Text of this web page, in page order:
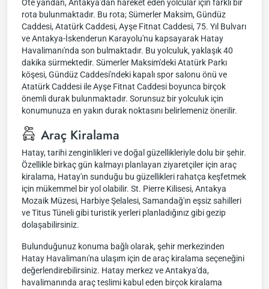
Öte yandan, Antakya'dan hareket eden yolcular için farklı bir
rota bulunmaktadır. Bu rota; Sümerler Maksim, Gündüz
Caddesi, Atatürk Caddesi, Ayşe Fitnat Caddesi, 75. Yıl Bulvarı
ve Antakya-İskenderun Karayolu'nu kapsayarak Hatay
Havalimanı'nda son bulmaktadır. Bu yolculuk, yaklaşık 40
dakika sürmektedir. Sümerler Maksim'deki Atatürk Parkı
köşesi, Gündüz Caddesi'ndeki kapalı spor salonu önü ve
Atatürk Caddesi ile Ayşe Fitnat Caddesi boyunca birçok
önemli durak bulunmaktadır. Sorunsuz bir yolculuk için
konumunuza en yakın durak noktasını belirlemeniz önerilir.
Araç Kiralama
Hatay, tarihi zenginlikleri ve doğal güzellikleriyle dolu bir şehir.
Özellikle birkaç gün kalmayı planlayan ziyaretçiler için araç
kiralama, Hatay'ın sunduğu bu güzellikleri rahatça keşfetmek
için mükemmel bir yol olabilir. St. Pierre Kilisesi, Antakya
Mozaik Müzesi, Harbiye Şelalesi, Samandağ'ın eşsiz sahilleri
ve Titus Tüneli gibi turistik yerleri planladığınız gibi gezip
dolaşabilirsiniz.
Bulunduğunuz konuma bağlı olarak, şehir merkezinden
Hatay Havalimanı'na ulaşım için de araç kiralama seçeneğini
değerlendirebilirsiniz. Hatay merkez ve Antakya'da,
havalimanında araç teslimi kabul eden birçok kiralama